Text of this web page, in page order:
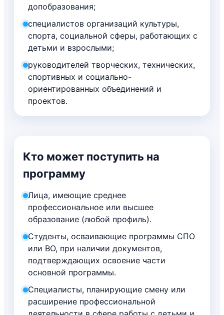
допобразования;
специалистов организаций культуры,
спорта, социальной сферы, работающих с
детьми и взрослыми;
руководителей творческих, технических,
спортивных и социально-
ориентированных объединений и
проектов.
Кто может поступить на
программу
Лица, имеющие среднее
профессиональное или высшее
образование (любой профиль).
Студенты, осваивающие программы СПО
или ВО, при наличии документов,
подтверждающих освоение части
основной программы.
Специалисты, планирующие смену или
расширение профессиональной